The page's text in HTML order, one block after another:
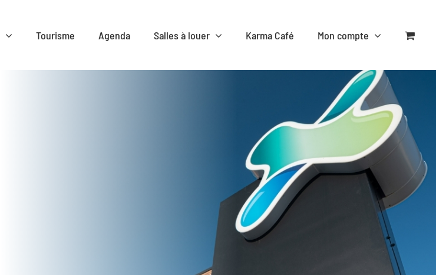
Tourisme Agenda Salles à louer Karma Café Mon compte